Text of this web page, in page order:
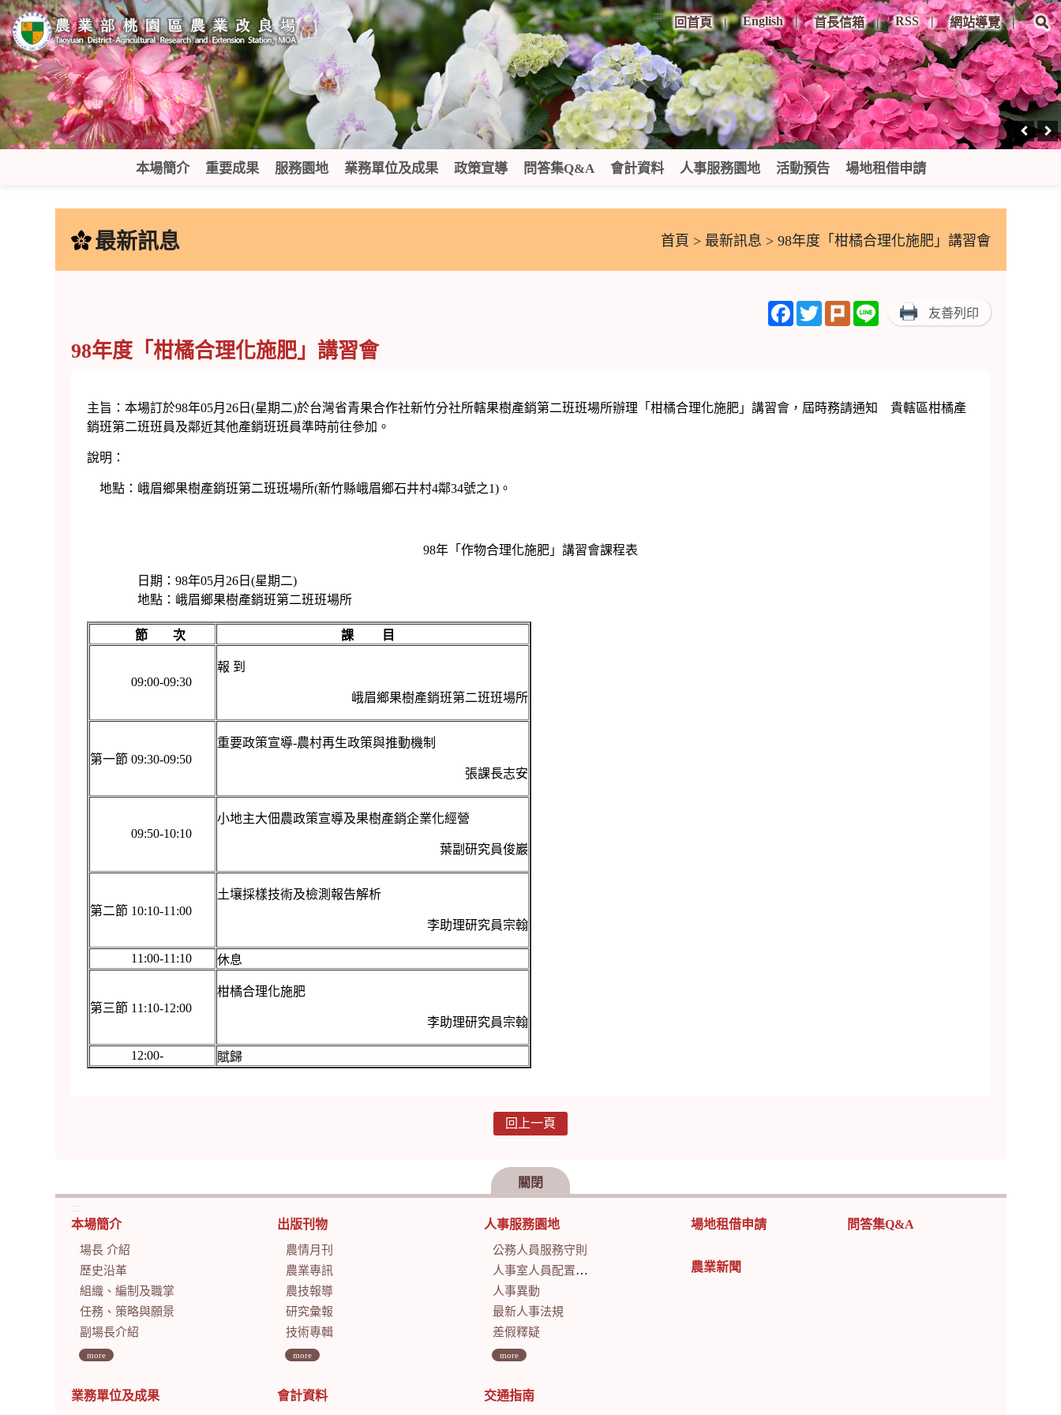
跳
到
主
要
內
容
區
塊
:::
回首頁 English 首長信箱 RSS 網站導覽
本場簡介 重要成果 服務園地 業務單位及成果 政策宣導 問答集Q&A 會計資料 人事服務園地 活動預告 場地租借申請
最新訊息 首頁 > 最新訊息 > 98年度「柑橘合理化施肥」講習會
Facebook
TwitterPlurk Line 友善列印
98年度「柑橘合理化施肥」講習會
主旨：本場訂於98年05月26日(星期二)於台灣省青果合作社新竹分社所轄果樹產銷第二班班場所辦理「柑橘合理化施肥」講習會，屆時務請通知 貴轄區柑橘產
銷班第二班班員及鄰近其他產銷班班員準時前往參加。
說明：
地點：峨眉鄉果樹產銷班第二班班場所(新竹縣峨眉鄉石井村4鄰34號之1)。
98年「作物合理化施肥」講習會課程表
日期：98年05月26日(星期二)
地點：峨眉鄉果樹產銷班第二班班場所
節 次 課 目
09:00-09:30
報 到
峨眉鄉果樹產銷班第二班班場所
第一節 09:30-09:50
重要政策宣導-農村再生政策與推動機制
張課長志安
09:50-10:10
小地主大佃農政策宣導及果樹產銷企業化經營
葉副研究員俊巖
第二節 10:10-11:00
土壤採樣技術及檢測報告解析
李助理研究員宗翰
11:00-11:10 休息
第三節 11:10-12:00
柑橘合理化施肥
李助理研究員宗翰
12:00- 賦歸
回上一頁
關閉
:::
本場簡介
場長 介紹
歷史沿革
組織、編制及職掌
任務、策略與願景
副場長介紹
more
業務單位及成果
出版刊物
農情月刊
農業專訊
農技報導
研究彙報
技術專輯
more
會計資料
人事服務園地
公務人員服務守則
人事室人員配置及業務職掌
人事異動
最新人事法規
差假釋疑
more
交通指南
場地租借申請
農業新聞
問答集Q&A